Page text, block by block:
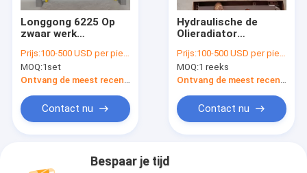
Longgong 6225 Op
zwaar werk
50mm Aftermarket
Aluminiumradiators
Prijs:100-500 USD per piece
MOQ:1set
Ontvang de meest recente Prijs
Contact nu
Hydraulische de
Olieradiator
Graafwerktuig Use
van de plaatvin
Prijs:100-500 USD per piece
MOQ:1 reeks
Ontvang de meest recente Prijs
Contact nu
Bespaar je tijd